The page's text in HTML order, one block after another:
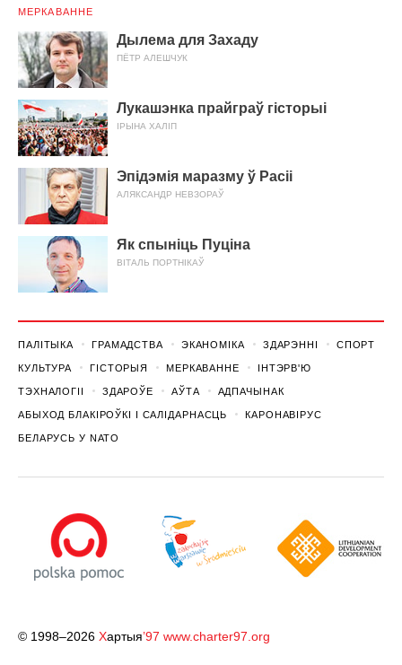
МЕРКАВАННЕ
Дылема для Захаду
ПЁТР АЛЕШЧУК
Лукашэнка прайграў гісторыі
ІРЫНА ХАЛІП
Эпідэмія маразму ў Расіі
АЛЯКСАНДР НЕВЗОРАЎ
Як спыніць Пуціна
ВІТАЛЬ ПОРТНІКАЎ
ПАЛІТЫКА ГРАМАДСТВА ЭКАНОМІКА ЗДАРЭННI СПОРТ
КУЛЬТУРА ГІСТОРЫЯ МЕРКАВАННЕ ІНТЭРВ'Ю
ТЭХНАЛОГІІ ЗДАРОЎЕ АЎТА АДПАЧЫНАК
АБЫХОД БЛАКІРОЎКІ І САЛІДАРНАСЦЬ КАРОНАВІРУС
БЕЛАРУСЬ У NATO
© 1998–2026 Хартыя’97 www.charter97.org